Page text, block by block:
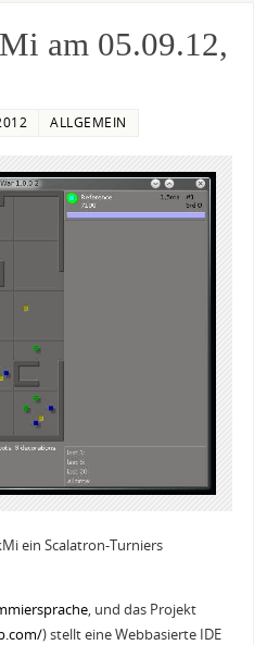
am 05.09.12,
ALLGEMEIN
ein Scalatron-Turniers
, und das Projekt
) stellt eine Webbasierte IDE